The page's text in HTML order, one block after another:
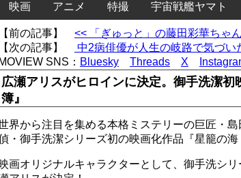
映画 アニメ 特撮 宇宙戦艦ヤマト
【前の記事】 << 「ぎゅっと」の藤田彩華ちゃ
【次の記事】
中2病俳優が人生の岐路で気づ
MOVIEW SNS： Bluesky Threads X
広瀬アリスがヒロインに決定。御手洗潔
簿』
界から注目を集める本格ミステリーの巨匠・
・御手洗潔シリーズ初の映画化作品『星籠の海
画オリジナルキャラクターとして、御手洗シ